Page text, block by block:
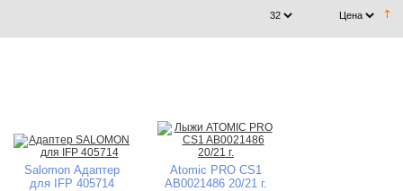
Salomon Адаптер
для IFP 405714
Atomic PRO CS1
AB0021486 20/21 г.